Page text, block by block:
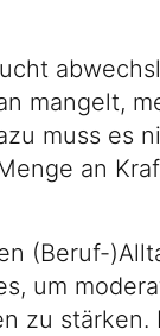
mangelt,
muss es
an
(Beruf-
um
zu